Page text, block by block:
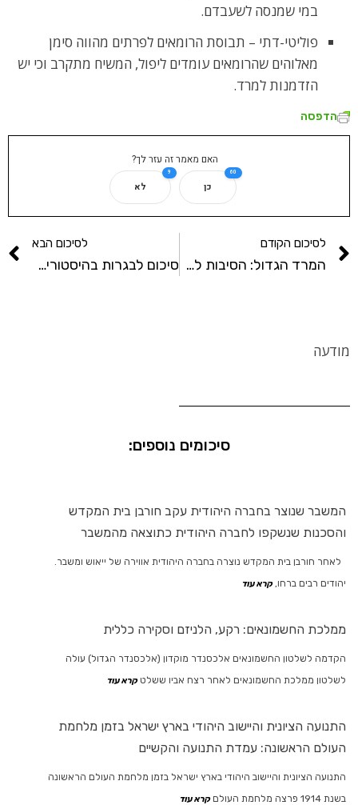
במי שמנסה לשעבדם.
פוליטי-דתי – תבוסת הרומאים לפרתים מהווה סימן
מאלוהים שהרומאים עומדים ליפול, המשיח מתקרב וכי יש
הזדמנות למרד.
הדפסה
האם מאמר זה עזר לך?
כן
60
לא
9
לסיכום הקודם
המרד הגדול: הסיבות לפרוץ המרד
לסיכום הבא
סיכום לבגרות בהיסטוריה: תוצאות המרד הגדול
מודעה
סיכומים נוספים:
המשבר שנוצר בחברה היהודית עקב חורבן בית המקדש
והסכנות שנשקפו לחברה היהודית כתוצאה מהמשבר
לאחר חורבן בית המקדש נוצרה בחברה היהודית אווירה של ייאוש ומשבר.
יהודים רבים ברחו,קרא עוד
ממלכת החשמונאים: רקע, הלניזם וסקירה כללית
הקדמה לשלטון החשמונאים אלכסנדר מוקדון (אלכסנדר הגדול) עולה
לשלטון ממלכת החשמונאים לאחר רצח אביו ששלטקרא עוד
התנועה הציונית והיישוב היהודי בארץ ישראל בזמן מלחמת
העולם הראשונה: עמדת התנועה והקשיים
התנועה הציונית והיישוב היהודי בארץ ישראל בזמן מלחמת העולם הראשונה
בשנת 1914 פרצה מלחמת העולם
קרא עוד